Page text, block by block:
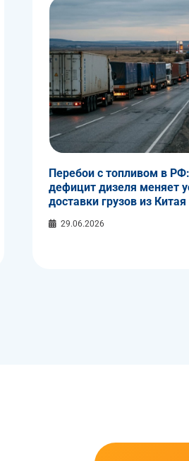
Перебои с топливом в
дефицит дизеля меняет
доставки грузов из Китая
29.06.2026